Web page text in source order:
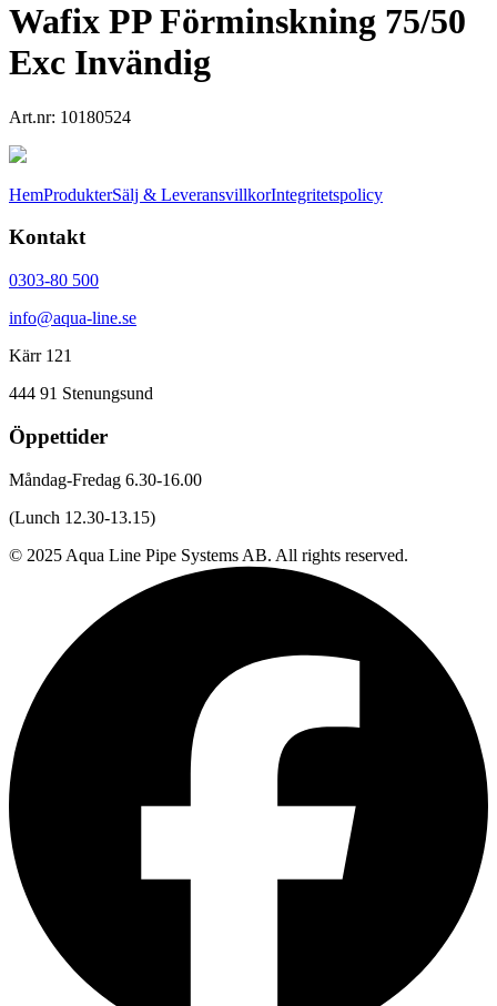
Wafix PP Förminskning 75/50
Exc Invändig
Art.nr: 10180524
HemProdukterSälj & LeveransvillkorIntegritetspolicy
Kontakt
0303-80 500
info@aqua-line.se
Kärr 121
444 91 Stenungsund
Öppettider
Måndag-Fredag 6.30-16.00
(Lunch 12.30-13.15)
© 2025 Aqua Line Pipe Systems AB. All rights reserved.